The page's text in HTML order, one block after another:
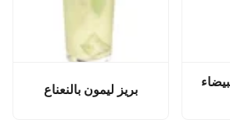
بريز ليمون بالنعناع